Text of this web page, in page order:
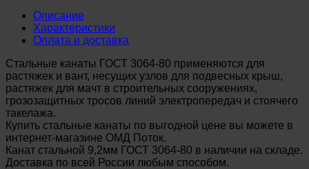
ГОСТ
3064-
80
Описание
Характеристики
Оплата и доставка
Стальные канаты ГОСТ 3064-80 применяются для
растяжек и вант, несущих узлов для подвесных крыш,
растяжек для мачт в строительных сооружениях,
грозозащитных тросов линий электропередач и стоячего
такелажа.
Купить стальные канаты по выгодной цене вы можете в
интернет-магазине ОМД Поток.
Канат стальной 9,2мм ГОСТ 3064-80 в наличии на складе.
Доставка по всей России любым способом.